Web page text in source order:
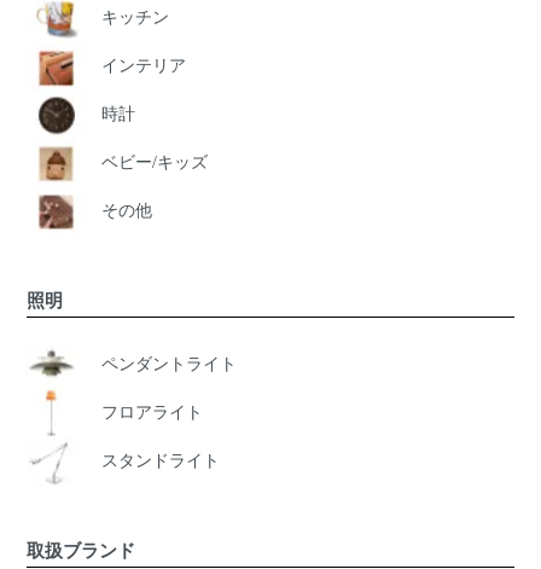
キッチン
インテリア
時計
ベビー/キッズ
その他
照明
ペンダントライト
フロアライト
スタンドライト
取扱ブランド